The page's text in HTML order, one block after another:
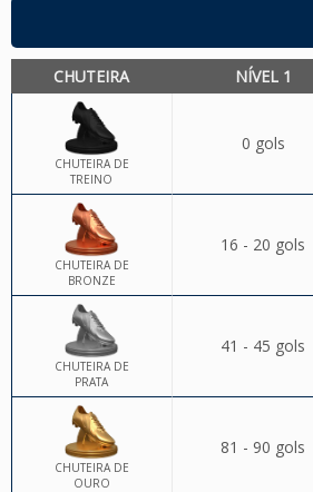
CHUTEIRA NÍVEL 1
CHUTEIRA DE
TREINO
0 gols
CHUTEIRA DE
BRONZE
16 - 20 gols
CHUTEIRA DE
PRATA
41 - 45 gols
CHUTEIRA DE
OURO
81 - 90 gols